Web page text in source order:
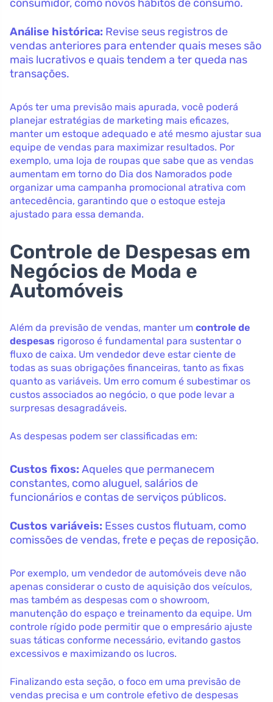
consumidor, como novos hábitos de consumo.
Análise histórica: Revise seus registros de
vendas anteriores para entender quais meses são
mais lucrativos e quais tendem a ter queda nas
transações.
Após ter uma previsão mais apurada, você poderá
planejar estratégias de marketing mais eficazes,
manter um estoque adequado e até mesmo ajustar sua
equipe de vendas para maximizar resultados. Por
exemplo, uma loja de roupas que sabe que as vendas
aumentam em torno do Dia dos Namorados pode
organizar uma campanha promocional atrativa com
antecedência, garantindo que o estoque esteja
ajustado para essa demanda.
Controle de Despesas em
Negócios de Moda e
Automóveis
Além da previsão de vendas, manter um controle de
despesas rigoroso é fundamental para sustentar o
fluxo de caixa. Um vendedor deve estar ciente de
todas as suas obrigações financeiras, tanto as fixas
quanto as variáveis. Um erro comum é subestimar os
custos associados ao negócio, o que pode levar a
surpresas desagradáveis.
As despesas podem ser classificadas em:
Custos fixos: Aqueles que permanecem
constantes, como aluguel, salários de
funcionários e contas de serviços públicos.
Custos variáveis: Esses custos flutuam, como
comissões de vendas, frete e peças de reposição.
Por exemplo, um vendedor de automóveis deve não
apenas considerar o custo de aquisição dos veículos,
mas também as despesas com o showroom,
manutenção do espaço e treinamento da equipe. Um
controle rígido pode permitir que o empresário ajuste
suas táticas conforme necessário, evitando gastos
excessivos e maximizando os lucros.
Finalizando esta seção, o foco em uma previsão de
vendas precisa e um controle efetivo de despesas